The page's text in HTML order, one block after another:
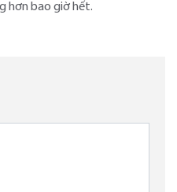
hơn bao giờ hết.